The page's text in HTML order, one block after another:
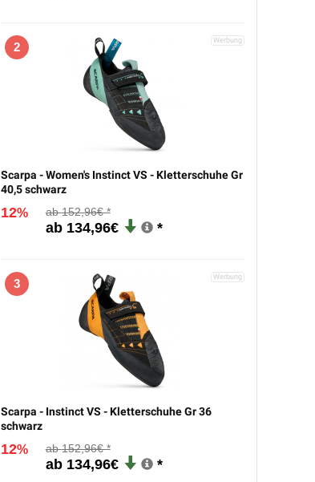
2
Scarpa - Women's Instinct VS - Kletterschuhe Gr
40,5 schwarz
12% 152,96€
134,96€
3
Scarpa - Instinct VS - Kletterschuhe Gr 36
schwarz
12% 152,96€
134,96€